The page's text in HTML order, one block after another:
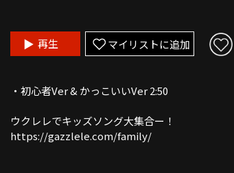
再生 マイリストに追加
・初心者Ver & かっこいいVer 2:50
ウクレレでキッズソング大集合ー！
https://gazzlele.com/family/